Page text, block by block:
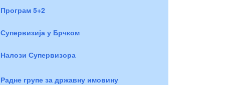
Програм 5+2
Супервизија у Брчком
Налози Супервизора
Радне групе за државну имовину